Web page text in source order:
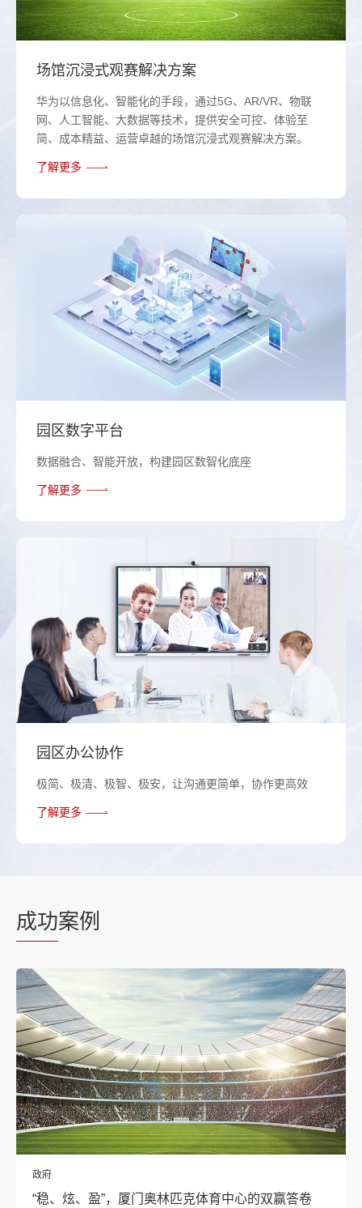
场馆沉浸式观赛解决方案
华为以信息化、智能化的手段，通过5G、AR/VR、物联
网、人工智能、大数据等技术，提供安全可控、体验至
简、成本精益、运营卓越的场馆沉浸式观赛解决方案。
了解更多
园区数字平台
数据融合、智能开放，构建园区数智化底座
了解更多
园区办公协作
极简、极清、极智、极安，让沟通更简单，协作更高效
了解更多
成功案例
政府
“稳、炫、盈”，厦门奥林匹克体育中心的双赢答卷